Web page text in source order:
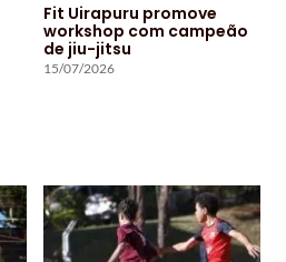
Fit Uirapuru promove
workshop com campeão
de jiu-jitsu
15/07/2026